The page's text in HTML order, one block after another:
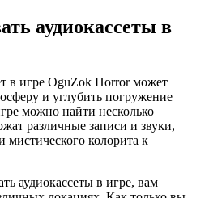
аудиокассеты в
в игре OguZok Horror может
и углубить погружение
можно найти несколько
различные записи и звуки,
колорита к
аудиокассеты в игре, вам